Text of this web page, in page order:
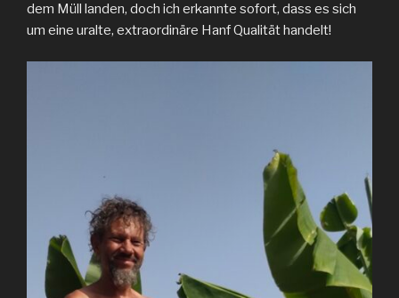
dem Müll landen, doch ich erkannte sofort, dass es sich
um eine uralte, extraordinäre Hanf Qualität handelt!